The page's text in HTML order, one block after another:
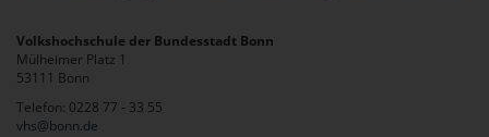
Volkshochschule der Bundesstadt Bonn
Mülheimer Platz 1
53111 Bonn
Telefon: 0228 77 - 33 55
vhs@bonn.de